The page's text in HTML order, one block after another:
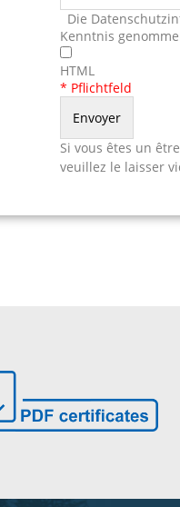
Die
Kenntnis
HTML
* Pflichtfeld
Si vous êtes un
veuillez le laisser